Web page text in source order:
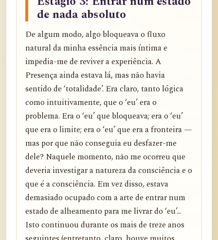
de nada absoluto
De algum modo, algo bloqueava o fluxo
natural da minha essência mais íntima e
impedia-me de reviver a experiência. A
Presença ainda estava lá, mas não havia
sentido de ‘totalidade’. Era claro, tanto lógica
como intuitivamente, que o ‘eu’ era o
problema. Era o ‘eu’ que bloqueava; era o ‘eu’
que era o limite; era o ‘eu’ que era a fronteira —
mas por que não conseguia eu desfazer-me
dele? Naquele momento, não me ocorreu que
deveria investigar a natureza da consciência e o
que é a consciência. Em vez disso, estava
demasiado ocupado com a arte de entrar num
estado de alheamento para me livrar do ‘eu’...
Isto continuou durante os mais de treze anos